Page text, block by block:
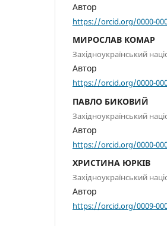
Автор
https://orcid.org/0000-
МИРОСЛАВ КОМАР
Західноукраїнський
Автор
https://orcid.org/0000-
ПАВЛО БИКОВИЙ
Західноукраїнський
Автор
https://orcid.org/0000-
ХРИСТИНА ЮРКІВ
Західноукраїнський
Автор
https://orcid.org/0009-